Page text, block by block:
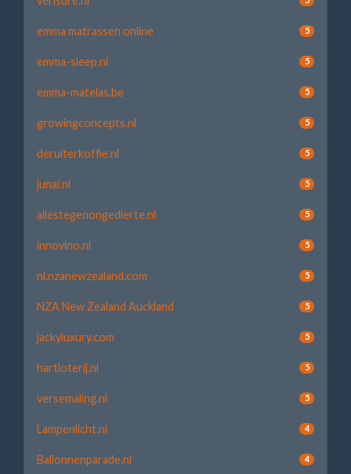
emma matrassen online 5
emma-sleep.nl 5
emma-matelas.be 5
growingconcepts.nl 5
deruiterkoffie.nl 5
junai.nl 5
allestegenongedierte.nl 5
innovino.nl 5
nl.nzanewzealand.com 5
NZA New Zealand Auckland 5
jackyluxury.com 5
hartloterij.nl 5
versemaling.nl 5
Lampenlicht.nl 4
Ballonnenparade.nl 4